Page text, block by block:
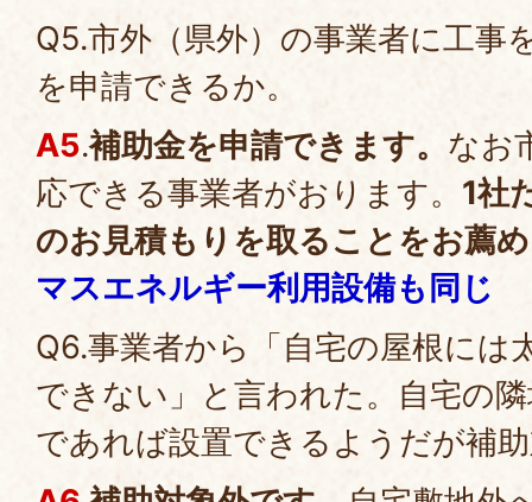
Q5.市外（県外）の事業者に工事
を申請できるか。
A5.補助金を申請できます。 なお
応できる事業者がおります。 1社
のお見積もりを取ることをお薦
マスエネルギー利用設備も同じ
Q6.事業者から「自宅の屋根には
できない」と言われた。自宅の
であれば設置できるようだが補